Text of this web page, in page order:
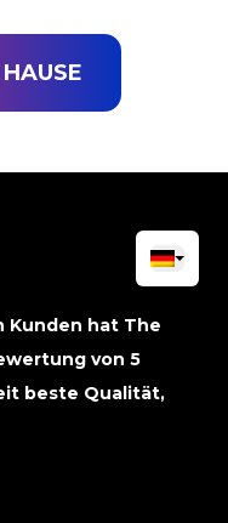
Kunden hat The
von 5
beste Qualität,